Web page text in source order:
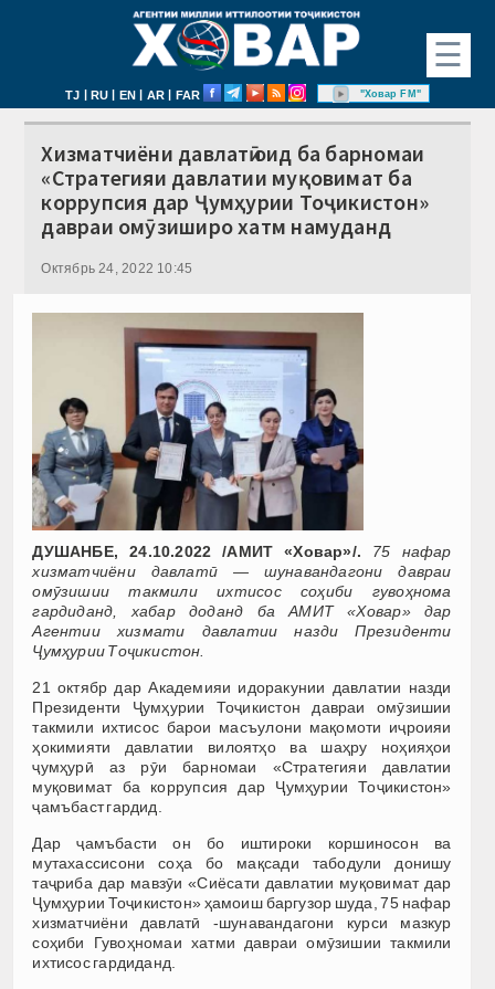
☰
TJ | RU | EN | AR | FAR "Ховар FM"
Хизматчиёни давлатӣ оид ба барномаи
«Стратегияи давлатии муқовимат ба
коррупсия дар Ҷумҳурии Тоҷикистон»
давраи омӯзиширо хатм намуданд
Октябрь 24, 2022 10:45
ДУШАНБЕ, 24.10.2022 /АМИТ «Ховар»/. 75 нафар
хизматчиёни давлатӣ — шунавандагони давраи
омӯзишии такмили ихтисос соҳиби гувоҳнома
гардиданд, хабар доданд ба АМИТ «Ховар» дар
Агентии хизмати давлатии назди Президенти
Ҷумҳурии Тоҷикистон.
21 октябр дар Академияи идоракунии давлатии назди
Президенти Ҷумҳурии Тоҷикистон давраи омӯзишии
такмили ихтисос барои масъулони мақомоти иҷроияи
ҳокимияти давлатии вилоятҳо ва шаҳру ноҳияҳои
ҷумҳурӣ аз рӯи барномаи «Стратегияи давлатии
муқовимат ба коррупсия дар Ҷумҳурии Тоҷикистон»
ҷамъбаст гардид.
Дар ҷамъбасти он бо иштироки коршиносон ва
мутахассисони соҳа бо мақсади табодули донишу
таҷриба дар мавзӯи «Сиёсати давлатии муқовимат дар
Ҷумҳурии Тоҷикистон» ҳамоиш баргузор шуда, 75 нафар
хизматчиёни давлатӣ -шунавандагони курси мазкур
соҳиби Гувоҳномаи хатми давраи омӯзишии такмили
ихтисос гардиданд.